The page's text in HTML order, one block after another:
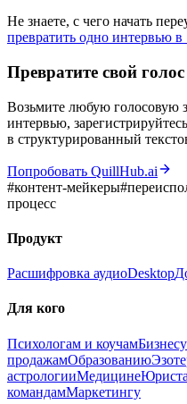
Не знаете, с чего начать
превратить одно интервью в
Превратите свой
Возьмите любую голосовую
интервью,
в структурированный
Попробовать QuillHub.ai
#контент-мейкеры#
процесс
Продукт
Расшифровка аудиоDesktop
Для кого
Психологам и коучам
продажамОбразованию
астрологииМедицине
командамМаркетингу